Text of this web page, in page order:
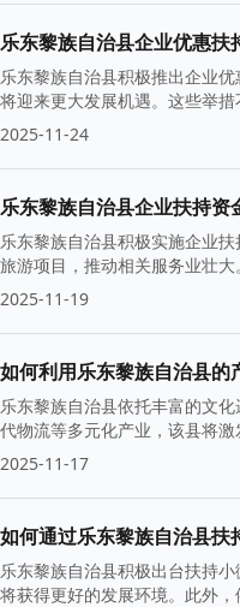
乐东黎族自治县企业优惠
乐东黎族自治县积极推出企业
将迎来更大发展机遇。这些举
2025-11-24
乐东黎族自治县企业扶持
乐东黎族自治县积极实施企业
旅游项目，推动相关服务业壮
活力。
2025-11-19
如何利用乐东黎族自治县的
乐东黎族自治县依托丰富的文
代物流等多元化产业，该县将
2025-11-17
如何通过乐东黎族自治县扶
乐东黎族自治县积极出台扶持
将获得更好的发展环境。此外